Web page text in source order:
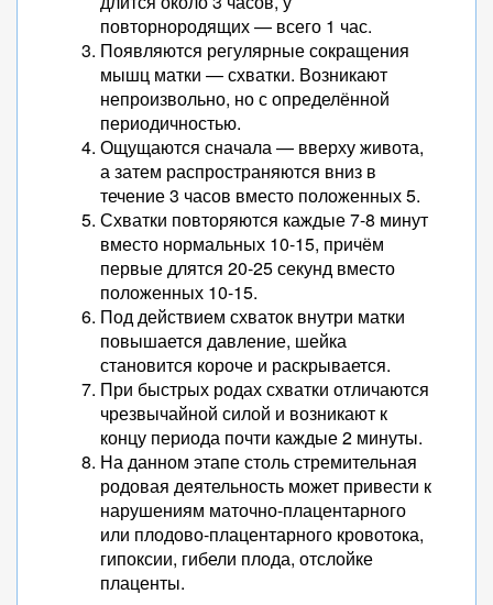
повторнородящих — всего 1 час.
Появляются регулярные сокращения
мышц матки — схватки. Возникают
непроизвольно, но с определённой
периодичностью.
Ощущаются сначала — вверху живота,
а затем распространяются вниз в
течение 3 часов вместо положенных 5.
Схватки повторяются каждые 7-8 минут
вместо нормальных 10-15, причём
первые длятся 20-25 секунд вместо
положенных 10-15.
Под действием схваток внутри матки
повышается давление, шейка
становится короче и раскрывается.
При быстрых родах схватки отличаются
чрезвычайной силой и возникают к
концу периода почти каждые 2 минуты.
На данном этапе столь стремительная
родовая деятельность может привести к
нарушениям маточно-плацентарного
или плодово-плацентарного кровотока,
гипоксии, гибели плода, отслойке
плаценты.